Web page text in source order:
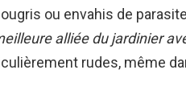
ou envahis de
alliée du jardinier
rudes, même